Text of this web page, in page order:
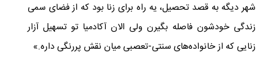
شهر دیگه به قصد تحصیل، یه راه برای زنا بود که از فضای سمی
زندگی خودشون فاصله بگیرن ولی الان آکادمیا تو تسهیل آزار
زنایی که از خانواده‌های سنتی-تعصبی میان نقش پررنگی داره.»